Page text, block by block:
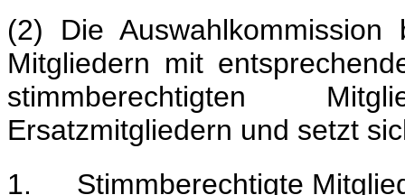
(2) Die
Mitgliedern mit
stimmberechtigten
Ersatzmitgliedern und setzt
1.
Stimmberechtigte